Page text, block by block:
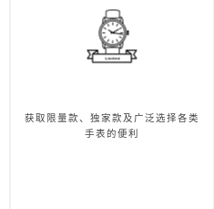
获取限量款、独家款及广泛选择各类
手表的便利